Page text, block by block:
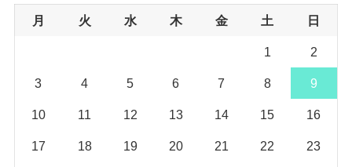
月 火 水 木 金 土 日
1 2
3 4 5 6 7 8 9
10 11 12 13 14 15 16
17 18 19 20 21 22 23